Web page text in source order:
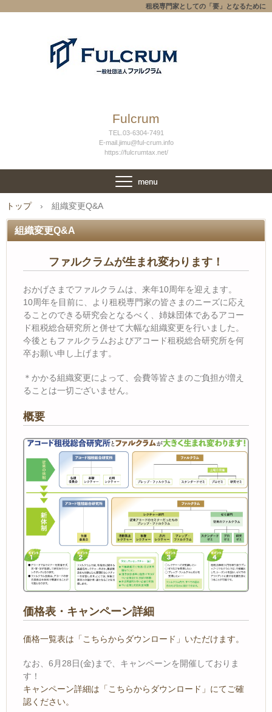
租税専門家としての「要」となるために
Fulcrum
TEL.03-6304-7491
E-mail.jimu@ful-crum.info
https://fulcrumtax.net/
トップ › 組織変更Q&A
組織変更Q&A
ファルクラムが生まれ変わります！
おかげさまでファルクラムは、来年10周年を迎えます。
10周年を目前に、より租税専門家の皆さまのニーズに応え
ることのできる研究会となるべく、姉妹団体であるアコー
ド租税総合研究所と併せて大幅な組織変更を行いました。
今後ともファルクラムおよびアコード租税総合研究所を何
卒お願い申し上げます。
＊かかる組織変更によって、会費等皆さまのご負担が増え
ることは一切ございません。
概要
価格表・キャンペーン詳細
価格一覧表は「こちらからダウンロード」いただけます。
なお、6月28日(金)まで、キャンペーンを開催しておりま
す！
キャンペーン詳細は「こちらからダウンロード」にてご確
認ください。